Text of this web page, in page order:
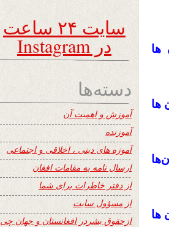
ها
ها
ها
سایت ۲۴ ساعت
در Instagram
دسته‌ها
آموزش و اهمیت آن
آموزنده
آموزه های دینی ، اخلاقی و اجتماعی
ارسال نامه به مقامات افغان
از دفتر خاطرات برای شما
از مسؤول سایت
ازحقوق بشردر افغانستان و جهان چی